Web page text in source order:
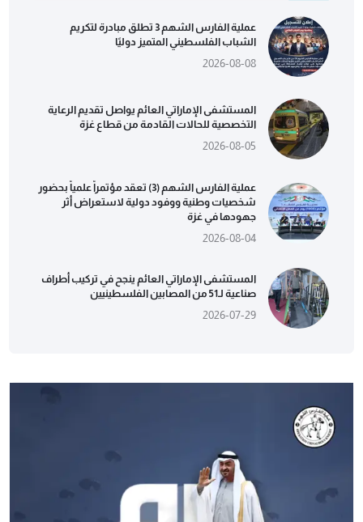
عملية الفارس الشهم 3 تطلق مبادرة لتكريم
الشباب الفلسطيني المتميز دوليًا
2026-08-08
المستشفى الإماراتي العائم يواصل تقديم الرعاية
التخصصية للحالات القادمة من قطاع غزة
2026-08-05
عملية الفارس الشهم (3) تعقد مؤتمراً علمياً بحضور
شخصيات وطنية ووفود دولية لاستعراض أثر
جهودها في غزة
2026-08-04
المستشفى الإماراتي العائم ينجح في تركيب أطراف
صناعية لـ51 من المصابين الفلسطينيين
2026-07-29